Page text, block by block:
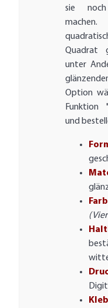
sie
Quadrat
unter
Option
Funktion
und